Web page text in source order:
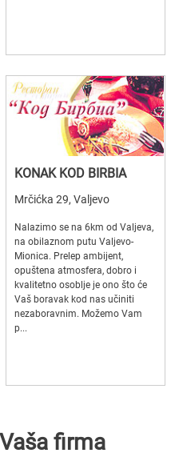
KONAK KOD BIRBIA
Mrčićka 29, Valjevo
Nalazimo se na 6km od Valjeva,
na obilaznom putu Valjevo-
Mionica. Prelep ambijent,
opuštena atmosfera, dobro i
kvalitetno osoblje je ono što će
Vaš boravak kod nas učiniti
nezaboravnim. Možemo Vam
p...
firma